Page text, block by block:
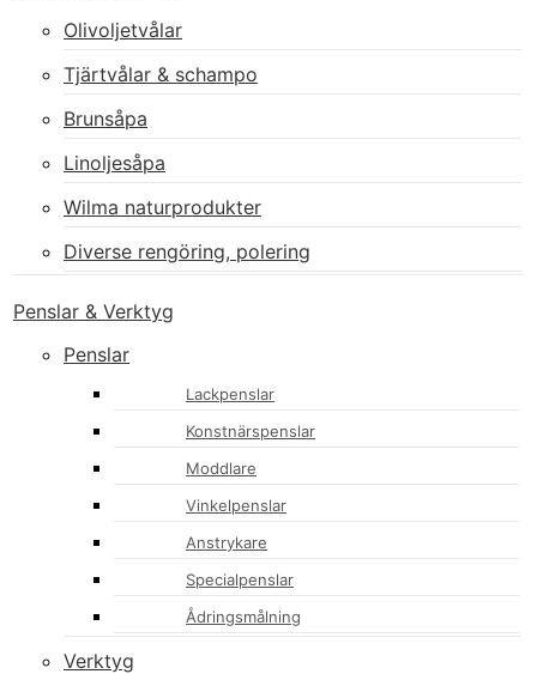
Olivoljetvålar
Tjärtvålar & schampo
Brunsåpa
Linoljesåpa
Wilma naturprodukter
Diverse rengöring, polering
Penslar & Verktyg
Penslar
Lackpenslar
Konstnärspenslar
Moddlare
Vinkelpenslar
Anstrykare
Specialpenslar
Ådringsmålning
Verktyg